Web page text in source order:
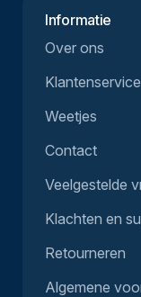
Informatie
Over ons
Klantenservice
Weetjes
Contact
Veelgestelde
Klachten en
Retourneren
Algemene